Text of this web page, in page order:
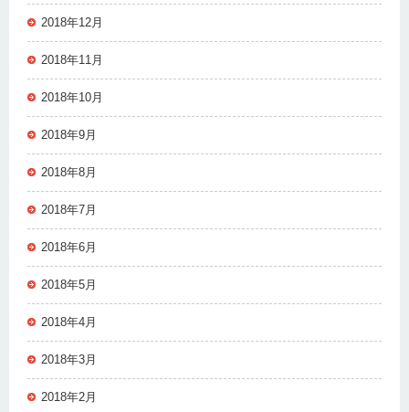
2018年12月
2018年11月
2018年10月
2018年9月
2018年8月
2018年7月
2018年6月
2018年5月
2018年4月
2018年3月
2018年2月